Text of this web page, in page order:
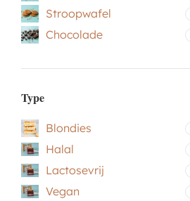
Stroopwafel
Chocolade
Type
Blondies
Halal
Lactosevrij
Vegan